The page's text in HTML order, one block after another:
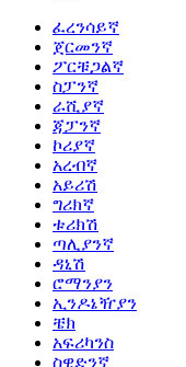
ፈረንሳይኛ
ጀርመንኛ
ፖርቹጋልኛ
ስፓንኛ
ራሺያኛ
ጃፓንኛ
ኮሪያኛ
አረብኛ
አይሪሽ
ግሪክኛ
ቱሪክሽ
ጣሊያንኛ
ዳኒሽ
ሮማንያን
ኢንዶኔዥያን
ቼክ
አፍሪካንስ
ስዊድንኛ